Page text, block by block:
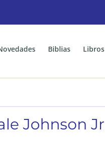
Biblias Libros
Johnson Jr